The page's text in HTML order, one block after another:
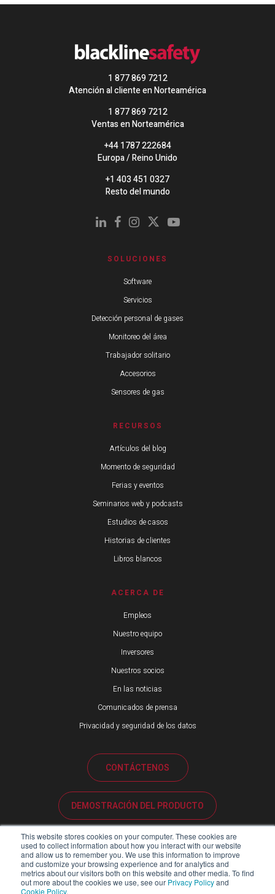
This website stores cookies on your computer. These cookies are
used to collect information about how you interact with our website
and allow us to remember you. We use this information to improve
and customize your browsing experience and for analytics and
metrics about our visitors both on this website and other media. To find
out more about the cookies we use, see our Privacy Policyand
Cookie Policy.
1 877 869 7212
Atención al cliente en Norteamérica
1 877 869 7212
Ventas en Norteamérica
+44 1787 222684
Europa / Reino Unido
+1 403 451 0327
Resto del mundo
SOLUCIONES
Software
Servicios
Detección personal de gases
Monitoreo del área
Trabajador solitario
Accesorios
Sensores de gas
RECURSOS
Artículos del blog
Momento de seguridad
Ferias y eventos
Seminarios web y podcasts
Estudios de casos
Historias de clientes
Libros blancos
ACERCA DE
Empleos
Nuestro equipo
Inversores
Nuestros socios
En las noticias
Comunicados de prensa
Privacidad y seguridad de los datos
CONTÁCTENOS
DEMOSTRACIÓN DEL PRODUCTO
ATENCIÓN AL CLIENTE
PORTAL DE SOCIOS